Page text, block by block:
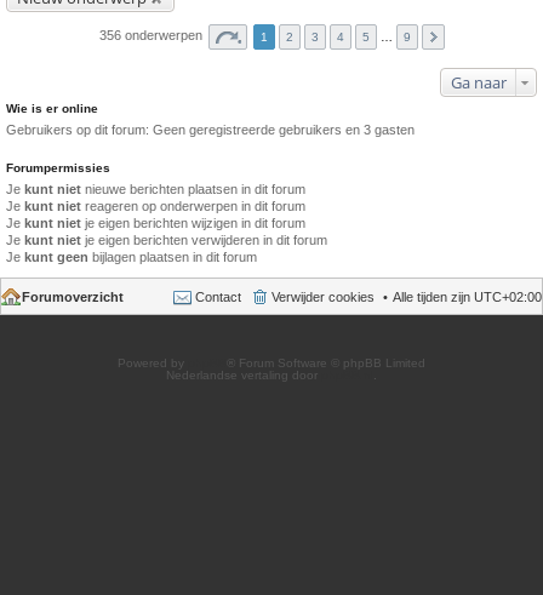
356 onderwerpen 1 2 3 4 5 9
Ga naar
Wie is er online
Gebruikers op dit forum: Geen geregistreerde gebruikers en 3 gasten
Forumpermissies
Je kunt niet nieuwe berichten plaatsen in dit forum
Je kunt niet reageren op onderwerpen in dit forum
Je kunt niet je eigen berichten wijzigen in dit forum
Je kunt niet je eigen berichten verwijderen in dit forum
Je kunt geen bijlagen plaatsen in dit forum
Forumoverzicht Alle tijden zijn UTC+02:00
Verwijder cookies
Contact
Powered by
® Forum Software © phpBB Limited
Nederlandse vertaling door